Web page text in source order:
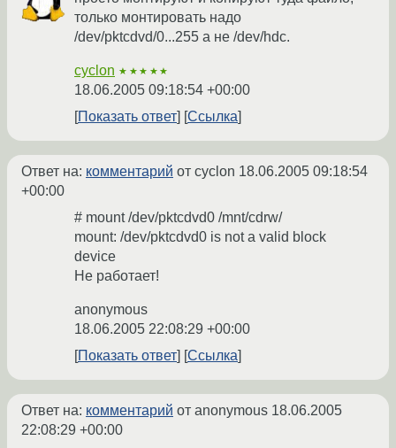
только монтировать надо
/dev/pktcdvd/0...255 а не /dev/hdc.
cyclon ★★★★★
18.06.2005 09:18:54 +00:00
Показать ответ
Ссылка
Ответ на: комментарий от cyclon 18.06.2005 09:18:54
+00:00
# mount /dev/pktcdvd0 /mnt/cdrw/
mount: /dev/pktcdvd0 is not a valid block
device
Не работает!
anonymous
18.06.2005 22:08:29 +00:00
Показать ответ
Ссылка
Ответ на: комментарий от anonymous 18.06.2005
22:08:29 +00:00